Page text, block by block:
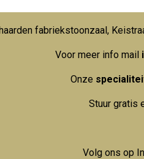
fabriekstoonzaal,
Voor meer info mail
Onze
Stuur gratis
Volg ons op